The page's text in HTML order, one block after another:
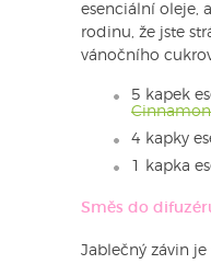
esenciální oleje,
rodinu, že jste
vánočního
5 kapek
4 kapky
1 kapka
Směs do
Jablečný závin